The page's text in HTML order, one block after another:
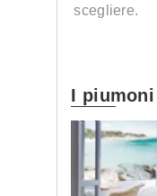
scegliere.
I